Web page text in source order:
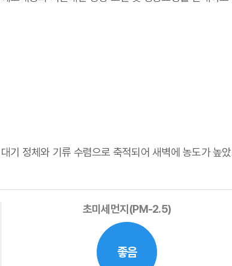
기 정체와 기류 수렴으로 축적되어 새벽에 농도가 높
초미세먼지(PM-2.5)
좋음